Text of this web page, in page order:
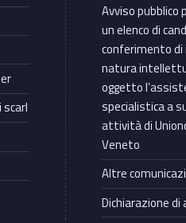
Avviso pubblico
un elenco di
conferimento di
natura
oggetto
specialistica a
attività di
Veneto
Altre
Dichiarazione